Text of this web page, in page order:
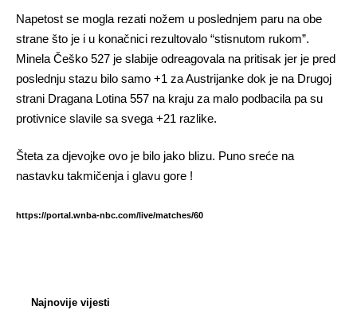
Napetost se mogla rezati nožem u poslednjem paru na obe
strane što je i u konačnici rezultovalo “stisnutom rukom”.
Minela Češko 527 je slabije odreagovala na pritisak jer je pred
poslednju stazu bilo samo +1 za Austrijanke dok je na Drugoj
strani Dragana Lotina 557 na kraju za malo podbacila pa su
protivnice slavile sa svega +21 razlike.
Šteta za djevojke ovo je bilo jako blizu. Puno sreće na
nastavku takmičenja i glavu gore !
https://portal.wnba-nbc.com/live/matches/60
Najnovije vijesti